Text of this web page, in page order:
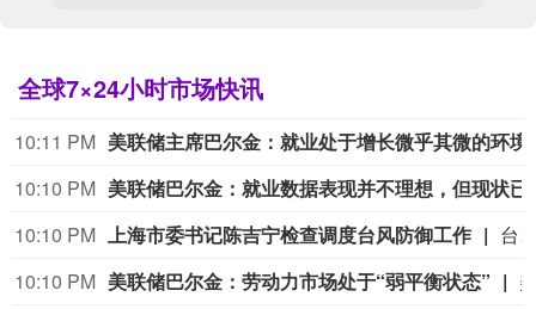
全球7×24小时市场快讯
10:11 PM
10:10 PM
10:10 PM 上海市委书记陈吉宁检查调度台风防御工作
台风“白海豚”对上海风雨影响逐渐增强，全市各方面迅速行动起来，加强值班值守、做好充分准备。今天（8月7日）下午，上海市委书记陈吉宁在市防汛指挥部检查调度台风防御工作时指出，要紧扣此次台风“风长雨强”特点，抓实抓细防汛应急抢险救灾各项准备和防御措施，江河堤防要加强巡查排险，低洼
10:10 PM 美联储巴尔金：劳动力市场处于“弱平衡状态”
牛